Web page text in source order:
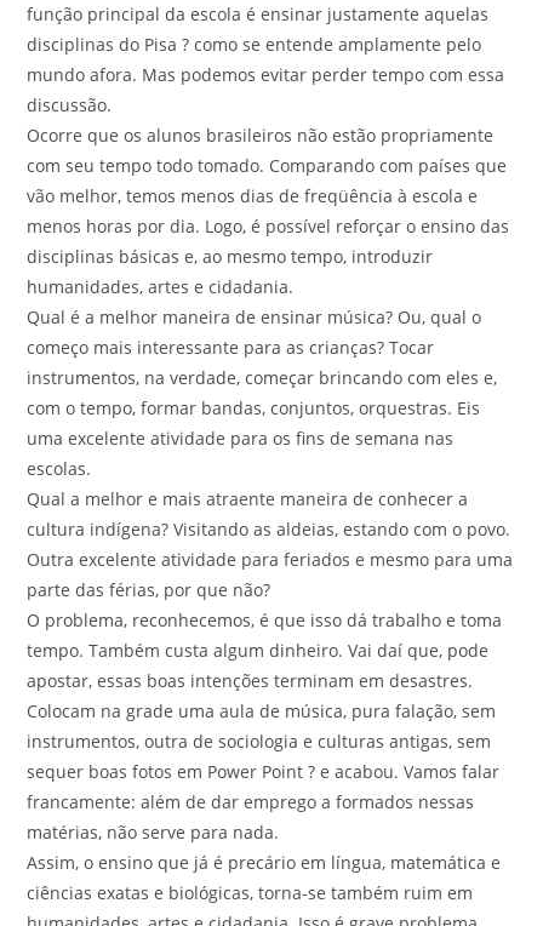
função principal da escola é ensinar justamente aquelas
disciplinas do Pisa ? como se entende amplamente pelo
mundo afora. Mas podemos evitar perder tempo com essa
discussão.
Ocorre que os alunos brasileiros não estão propriamente
com seu tempo todo tomado. Comparando com países que
vão melhor, temos menos dias de freqüência à escola e
menos horas por dia. Logo, é possível reforçar o ensino das
disciplinas básicas e, ao mesmo tempo, introduzir
humanidades, artes e cidadania.
Qual é a melhor maneira de ensinar música? Ou, qual o
começo mais interessante para as crianças? Tocar
instrumentos, na verdade, começar brincando com eles e,
com o tempo, formar bandas, conjuntos, orquestras. Eis
uma excelente atividade para os fins de semana nas
escolas.
Qual a melhor e mais atraente maneira de conhecer a
cultura indígena? Visitando as aldeias, estando com o povo.
Outra excelente atividade para feriados e mesmo para uma
parte das férias, por que não?
O problema, reconhecemos, é que isso dá trabalho e toma
tempo. Também custa algum dinheiro. Vai daí que, pode
apostar, essas boas intenções terminam em desastres.
Colocam na grade uma aula de música, pura falação, sem
instrumentos, outra de sociologia e culturas antigas, sem
sequer boas fotos em Power Point ? e acabou. Vamos falar
francamente: além de dar emprego a formados nessas
matérias, não serve para nada.
Assim, o ensino que já é precário em língua, matemática e
ciências exatas e biológicas, torna-se também ruim em